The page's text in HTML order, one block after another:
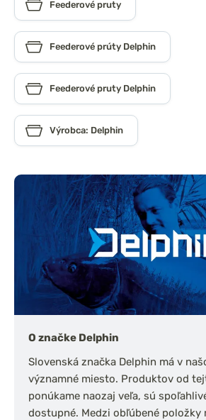
Feederové pruty
Feederové prúty Delphin
Feederové pruty Delphin
Výrobca: Delphin
O značke Delphin
Slovenská značka Delphin má v
významné miesto. Produktov od
ponúkame naozaj veľa, sú
dostupné. Medzi obľúbené položky